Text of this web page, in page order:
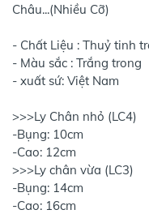
Châu...(Nhiều Cỡ)
- Chất Liệu : Thuỷ tinh
- Màu sắc : Trắng trong
- xuất sứ: Việt Nam
>>>Ly Chân nhỏ (LC4)
-Bụng: 10cm
-Cao: 12cm
>>>Ly chân vừa (LC3)
-Bụng: 14cm
-Cao: 16cm